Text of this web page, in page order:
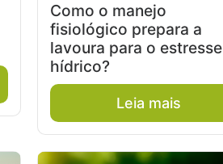
Como o manejo
fisiológico prepara a
lavoura para o estresse
hídrico?
Leia mais